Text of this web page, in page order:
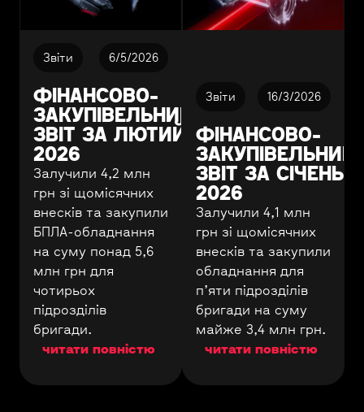
Звіти 6/5/2026
ФІНАНСОВО-
ЗАКУПІВЕЛЬНИЙ
ЗВІТ ЗА ЛЮТИЙ
2026
Залучили 4,2 млн
грн зі щомісячних
внесків та закупили
БПЛА-обладнання
на суму понад 5,6
млн грн для
чотирьох
підрозділів
бригади.
читати повністю
Звіти 16/3/2026
ФІНАНСОВО-
ЗАКУПІВЕЛЬНИЙ
ЗВІТ ЗА СІЧЕНЬ
2026
Залучили 4,1 млн
грн зі щомісячних
внесків та закупили
обладнання для
п’яти підрозділів
бригади на суму
майже 3,4 млн грн.
читати повністю